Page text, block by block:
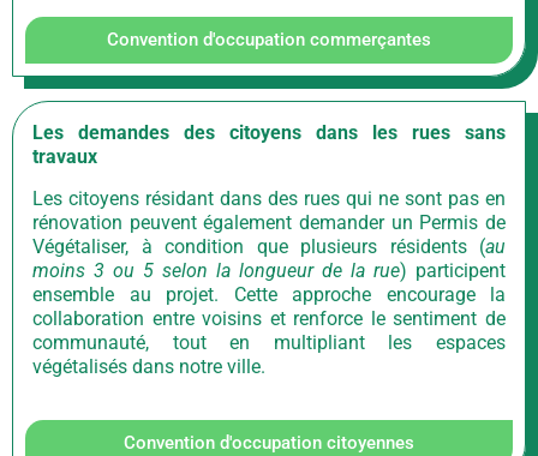
Convention d'occupation commerçantes
Les demandes des citoyens dans les rues sans
travaux
Les citoyens résidant dans des rues qui ne sont pas en
rénovation peuvent également demander un Permis de
Végétaliser, à condition que plusieurs résidents (au
moins 3 ou 5 selon la longueur de la rue) participent
ensemble au projet. Cette approche encourage la
collaboration entre voisins et renforce le sentiment de
communauté, tout en multipliant les espaces
végétalisés dans notre ville.
Convention d'occupation citoyennes